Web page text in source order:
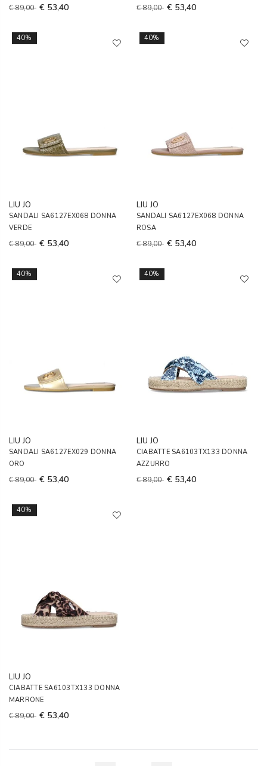
€ 89,00 € 53,40 € 89,00 € 53,40
40%
LIU JO
SANDALI SA6127EX068 DONNA
VERDE
€ 89,00 € 53,40
40%
LIU JO
SANDALI SA6127EX068 DONNA
ROSA
€ 89,00 € 53,40
40%
LIU JO
SANDALI SA6127EX029 DONNA
ORO
€ 89,00 € 53,40
40%
LIU JO
CIABATTE SA6103TX133 DONNA
AZZURRO
€ 89,00 € 53,40
40%
LIU JO
CIABATTE SA6103TX133 DONNA
MARRONE
€ 89,00 € 53,40